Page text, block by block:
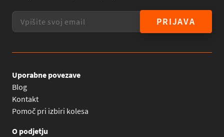
PRIJAVA
Uporabne povezave
Blog
Kontakt
Pomoč pri izbiri kolesa
O podjetju